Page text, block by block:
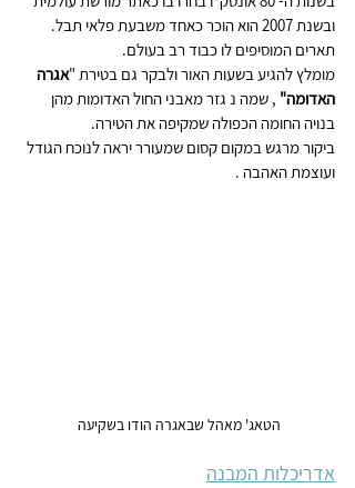
ובשנת 2007 הוא הוכר כאחד משבעת פלאי תבל.
תארים המוסיפים לו כבוד רב בעולם.
מומלץ להגיע בשעות האור ולבקר גם בטירת "אגרה
האדומה" , שמה נ גזר מאבני החול האדומות מהן
בנויה החומה הכפולה שמקיפה את הטירה.
ביקור מרגש במקום קסום שמעורר יראה לנוכח הגודל
ועוצמת האהבה .
הטאג' מאהל שבאגרה הודו בשקיעה
אדריכלות המבנה